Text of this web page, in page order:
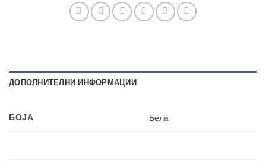
ДОПОЛНИТЕЛНИ ИНФОРМАЦИИ
БОЈА Бела